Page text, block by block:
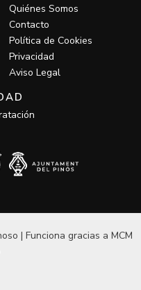
Quiénes Somos
Contacto
Política de Cookies
Privacidad
Aviso Legal
| Funciona gracias a MCM